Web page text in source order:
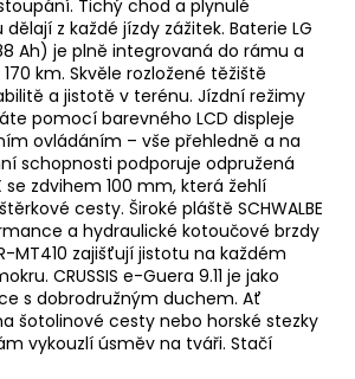
Tichý chod a plynulé
z každé jízdy zážitek. Baterie LG
Ah) je plně integrovaná do rámu a
km. Skvěle rozložené těžiště
a jistotě v terénu. Jízdní režimy
pomocí barevného LCD displeje
ovládáním – vše přehledně a na
schopnosti podporuje odpružená
se zdvihem 100 mm, která žehlí
cesty. Široké pláště SCHWALBE
a hydraulické kotoučové brzdy
MT410 zajišťují jistotu na každém
CRUSSIS e-Guera 9.11 je jako
s dobrodružným duchem. Ať
šotolinové cesty nebo horské stezky
vykouzlí úsměv na tváři. Stačí